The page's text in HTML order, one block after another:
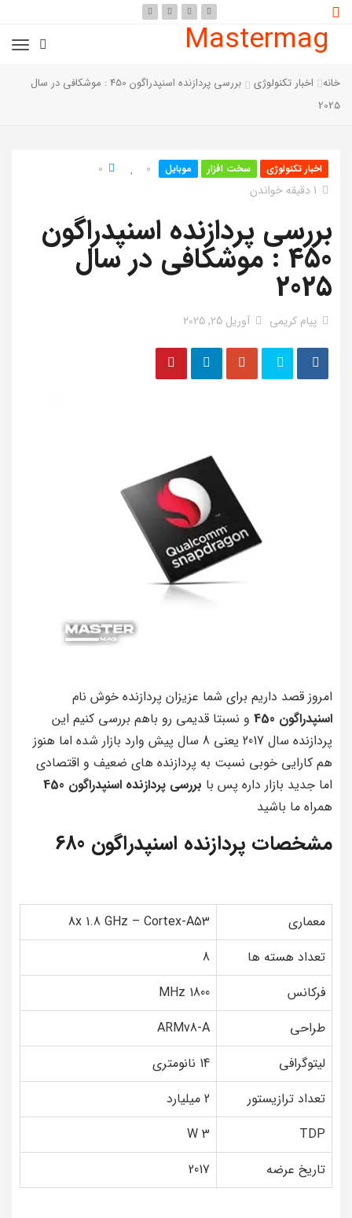
Mastermag
خانه اخبار تکنولوژی
بررسی پردازنده اسنپدراگون 450 : موشکافی در سال
2025
اخبار تکنولوژی سخت افزار موبایل 0
0
1 دقیقه خواندن
بررسی پردازنده اسنپدراگون
450 : موشکافی در سال
2025
پیام کریمی آوریل 25, 2025
امروز قصد داریم برای شما عزیزان پردازنده خوش نام
اسنپدراگون 450
و نسبتا قدیمی رو باهم بررسی کنیم این
پردازنده سال 2017 یعنی 8 سال پیش وارد بازار شده اما هنوز
هم کارایی خوبی نسبت به پردازنده های ضعیف و اقتصادی
اما جدید بازار داره پس با بررسی پردازنده اسنپدراگون 450
همراه ما باشید
مشخصات پردازنده اسنپدراگون 680
معماری
8x 1.8 GHz – Cortex-A53
تعداد هسته ها
8
فرکانس
1800 MHz
طراحی
ARMv8-A
لیتوگرافی
14 نانومتری
تعداد ترازیستور
2 میلیارد
TDP
3 W
تاریخ عرضه
2017